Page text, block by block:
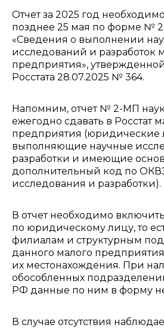
Отчет за 2025 год
позднее 25 мая по форме №
«Сведения о выполнении
исследований и разработок
предприятия»,
Росстата 28.07.2025 № 364.
Напомним, отчет № 2-МП
ежегодно сдавать в Росстат
предприятия (юридические
выполняющие научные
разработки и имеющие
дополнительный код по
исследования и разработки).
В отчет необходимо
по юридическому лицу, то
филиалам и структурным
данного малого
их местонахождения. При
обособленных
РФ данные по ним в форму
В случае отсутствия